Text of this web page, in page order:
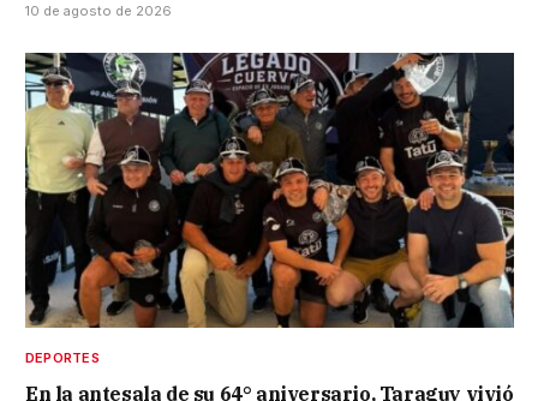
10 de agosto de 2026
DEPORTES
En la antesala de su 64° aniversario, Taraguy vivió